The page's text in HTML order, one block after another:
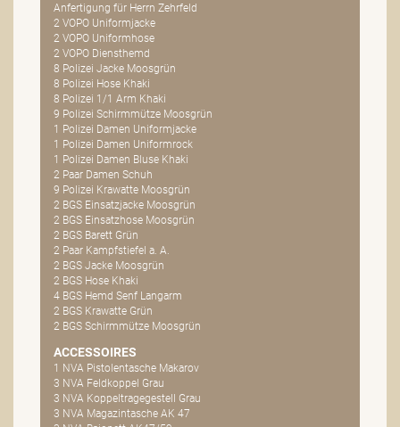
Anfertigung für Herrn Zehrfeld
2 VOPO Uniformjacke
2 VOPO Uniformhose
2 VOPO Diensthemd
8 Polizei Jacke Moosgrün
8 Polizei Hose Khaki
8 Polizei 1/1 Arm Khaki
9 Polizei Schirmmütze Moosgrün
1 Polizei Damen Uniformjacke
1 Polizei Damen Uniformrock
1 Polizei Damen Bluse Khaki
2 Paar Damen Schuh
9 Polizei Krawatte Moosgrün
2 BGS Einsatzjacke Moosgrün
2 BGS Einsatzhose Moosgrün
2 BGS Barett Grün
2 Paar Kampfstiefel a. A.
2 BGS Jacke Moosgrün
2 BGS Hose Khaki
4 BGS Hemd Senf Langarm
2 BGS Krawatte Grün
2 BGS Schirmmütze Moosgrün
ACCESSOIRES
1 NVA Pistolentasche Makarov
3 NVA Feldkoppel Grau
3 NVA Koppeltragegestell Grau
3 NVA Magazintasche AK 47